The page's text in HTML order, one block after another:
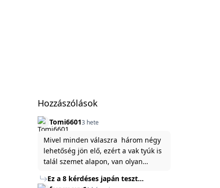
Hozzászólások
Tomi66013 hete
Mivel minden válaszra három négy
lehetőség jön elő, ezért a vak tyúk is
talál szemet alapon, van olyan
Ez a 8 kérdéses japán teszt